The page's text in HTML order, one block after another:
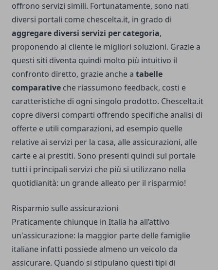
offrono servizi simili. Fortunatamente, sono nati
diversi portali come chescelta.it, in grado di
aggregare diversi servizi per categoria,
proponendo al cliente le migliori soluzioni. Grazie a
questi siti diventa quindi molto più intuitivo il
confronto diretto, grazie anche a tabelle
comparative che riassumono feedback, costi e
caratteristiche di ogni singolo prodotto. Chescelta.it
copre diversi comparti offrendo specifiche analisi di
offerte e utili comparazioni, ad esempio quelle
relative ai servizi per la casa, alle assicurazioni, alle
carte e ai prestiti. Sono presenti quindi sul portale
tutti i principali servizi che più si utilizzano nella
quotidianità: un grande alleato per il risparmio!
Risparmio sulle assicurazioni
Praticamente chiunque in Italia ha all’attivo
un'assicurazione: la maggior parte delle famiglie
italiane infatti possiede almeno un veicolo da
assicurare. Quando si stipulano questi tipi di